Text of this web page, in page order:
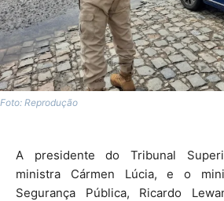
Foto: Reprodução
A presidente do Tribunal
ministra Cármen Lúcia, e o
Segurança Pública, Ricardo